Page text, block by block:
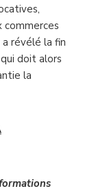
commerces
révélé la fin
doit alors
la